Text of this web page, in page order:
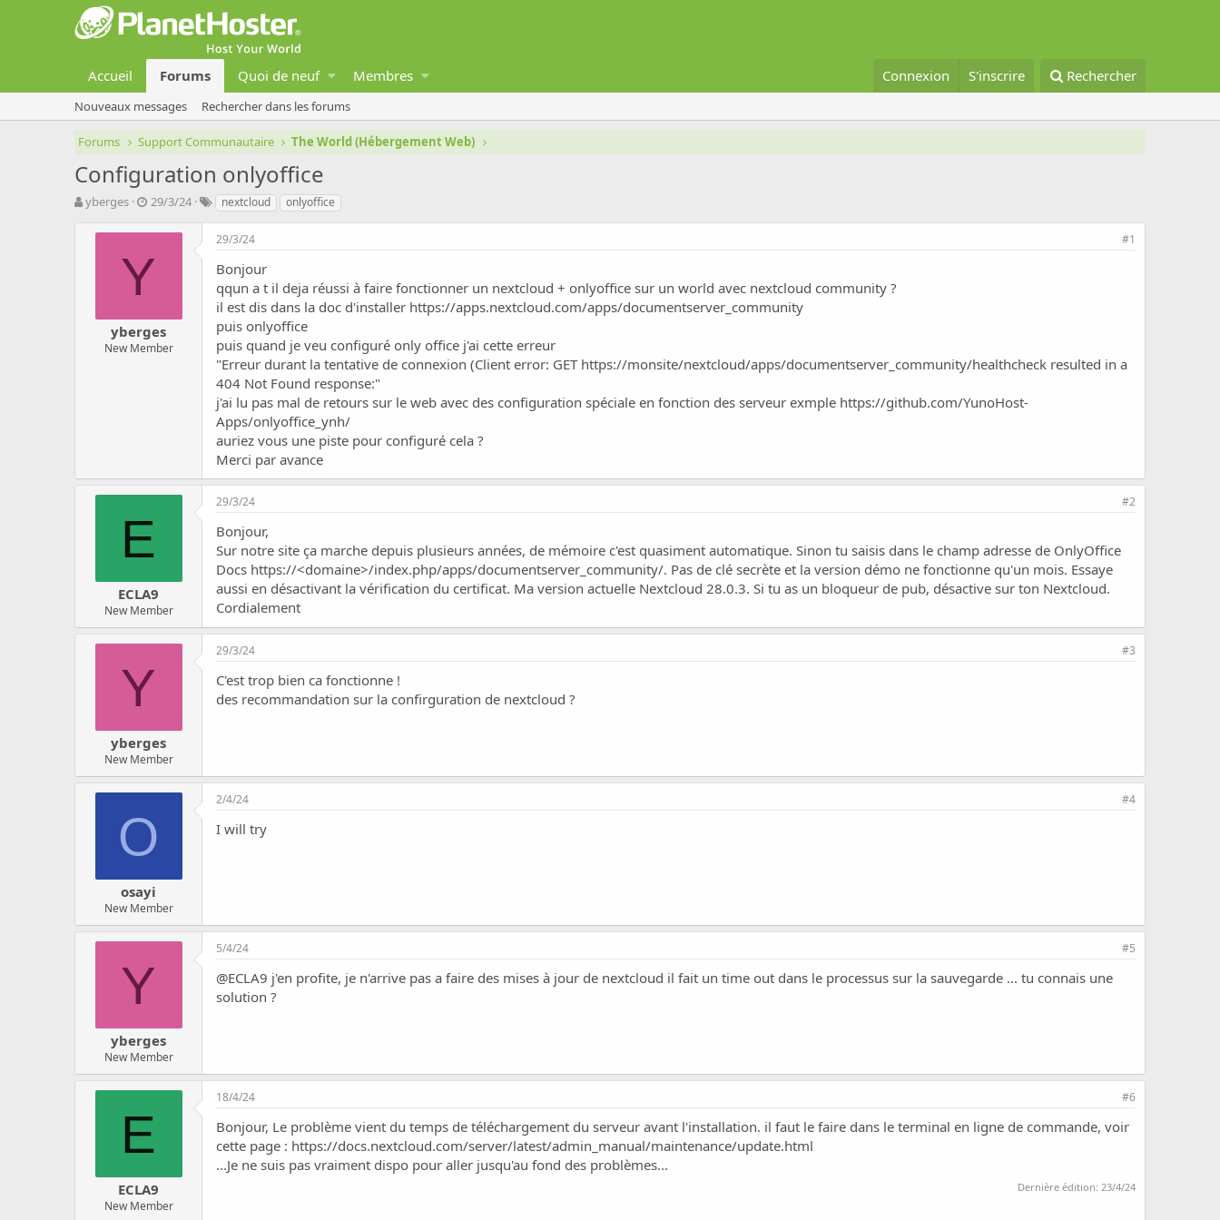
Accueil Forums Quoi de neuf Membres Connexion S'inscrire Rechercher
Nouveaux messages Rechercher dans les forums
Forums Support Communautaire The World (Hébergement Web)
Configuration onlyoffice
A
i
yberges
D
t
d
b
u
29/3/24
T
g
nextcloud onlyoffice
Y
yberges
New Member
29/3/24 #1
Bonjour
qqun a t il deja réussi à faire fonctionner un nextcloud + onlyoffice sur un world avec nextcloud community ?
il est dis dans la doc d'installer https://apps.nextcloud.com/apps/documentserver_community
puis onlyoffice
puis quand je veu configuré only office j'ai cette erreur
"Erreur durant la tentative de connexion (Client error: GET https://monsite/nextcloud/apps/documentserver_community/healthcheck resulted in a
404 Not Found response:"
j'ai lu pas mal de retours sur le web avec des configuration spéciale en fonction des serveur exmple https://github.com/YunoHost-
Apps/onlyoffice_ynh/
auriez vous une piste pour configuré cela ?
Merci par avance
E
ECLA9
New Member
29/3/24 #2
Bonjour,
Sur notre site ça marche depuis plusieurs années, de mémoire c'est quasiment automatique. Sinon tu saisis dans le champ adresse de OnlyOffice
Docs https://<domaine>/index.php/apps/documentserver_community/. Pas de clé secrète et la version démo ne fonctionne qu'un mois. Essaye
aussi en désactivant la vérification du certificat. Ma version actuelle Nextcloud 28.0.3. Si tu as un bloqueur de pub, désactive sur ton Nextcloud.
Cordialement
Y
yberges
New Member
29/3/24 #3
C'est trop bien ca fonctionne !
des recommandation sur la confirguration de nextcloud ?
O
osayi
New Member
2/4/24 #4
I will try
Y
yberges
New Member
5/4/24 #5
@ECLA9 j'en profite, je n'arrive pas a faire des mises à jour de nextcloud il fait un time out dans le processus sur la sauvegarde ... tu connais une
solution ?
E
ECLA9
New Member
18/4/24 #6
Bonjour, Le problème vient du temps de téléchargement du serveur avant l'installation. il faut le faire dans le terminal en ligne de commande, voir
cette page : https://docs.nextcloud.com/server/latest/admin_manual/maintenance/update.html
...Je ne suis pas vraiment dispo pour aller jusqu'au fond des problèmes...
Dernière édition: 23/4/24